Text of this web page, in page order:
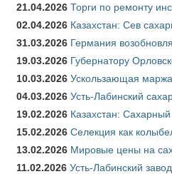
21.04.2026 Торги по ремонту
02.04.2026 Казахстан: Сев
31.03.2026 Германия
19.03.2026 Губернатору
10.03.2026 Ускользающая маржа
04.03.2026 Усть-Лабинский
19.02.2026 Казахстан:
15.02.2026 Селекция как
13.02.2026 Мировые цены на
11.02.2026 Усть-Лабинский